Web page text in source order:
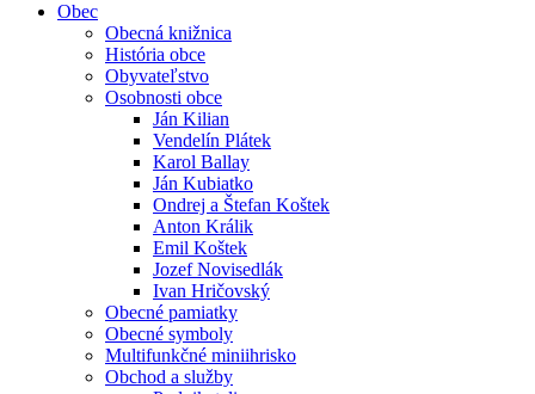
Obec
Obecná knižnica
História obce
Obyvateľstvo
Osobnosti obce
Ján Kilian
Vendelín Plátek
Karol Ballay
Ján Kubiatko
Ondrej a Štefan Koštek
Anton Králik
Emil Koštek
Jozef Novisedlák
Ivan Hričovský
Obecné pamiatky
Obecné symboly
Multifunkčné miniihrisko
Obchod a služby